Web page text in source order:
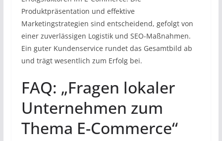
Produktpräsentation und effektive
Marketingstrategien sind entscheidend, gefolgt von
einer zuverlässigen Logistik und SEO-Maßnahmen.
Ein guter Kundenservice rundet das Gesamtbild ab
und trägt wesentlich zum Erfolg bei.
FAQ: „Fragen lokaler
Unternehmen zum
Thema E-Commerce“